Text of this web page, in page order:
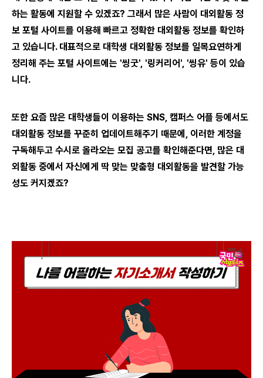
하는 활동에 지원할 수 있겠죠? 그래서 많은 사람이 대외활동 정
보 포털 사이트를 이용해 빠르고 정확한 대외활동 정보를 확인하
고 있습니다. 대표적으로 대학생 대외활동 정보를 일목요연하게
정리해 주는 포털 사이트에는 '씽굿', '링커리어', '씽유' 등이 있습
니다.
또한 요즘 많은 대학생들이 이용하는 SNS, 캠퍼스 어플 등에서도
대외활동 정보를 꾸준히 업데이트해주기 때문에, 이러한 계정을
구독해두고 수시로 올라오는 모집 공고를 확인해준다면, 많은 대
외활동 중에서 자신에게 딱 맞는 맞춤형 대외활동을 발견할 가능
성도 커지겠죠?